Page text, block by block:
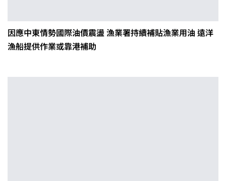
因應中東情勢國際油價震盪 漁業署持續補貼漁業用油 遠洋
漁船提供作業或靠港補助